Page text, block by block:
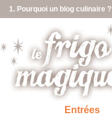
1. Pourquoi un blog culinaire ?
Entrées